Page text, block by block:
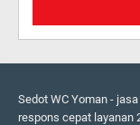
Sedot WC Yoman -
respons cepat layanan